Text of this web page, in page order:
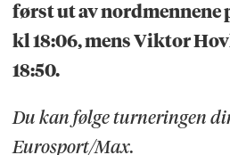
først ut av nordmennene
kl 18:06, mens Viktor
18:50.
Du kan følge turneringen
Eurosport/Max.